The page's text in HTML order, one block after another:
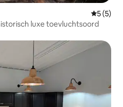
5 (5)
luxe toevluchtsoord